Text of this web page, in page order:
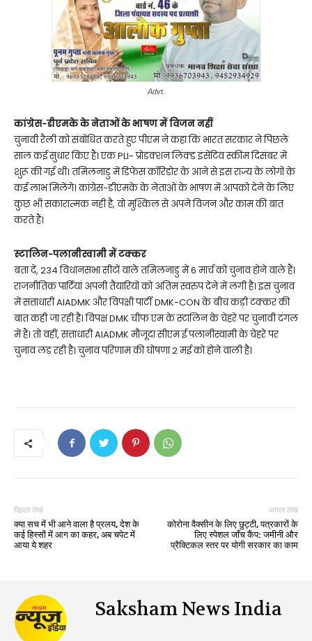
Advt.
कांग्रेस-डीएमके के नेताओं के भाषण में विजन नहीं
चुनावी रैली को संबोधित करते हुए पीएम ने कहा कि भारत सरकार ने पिछले
साल कई सुधार किए हैं। एक PLI- प्रोडक्शन लिंक्ड इंसेंटिव स्कीम दिसंबर में
शुरू की गई थी। तमिलनाडु में डिफेंस कॉरिडोर के आने से इस राज्य के लोगों के
कई लाभ मिलेंगे। कांग्रेस-डीएमके के नेताओं के भाषण में आपको देने के लिए
कुछ भी सकारात्मक नहीं है, वो मुश्किल से अपने विजन और काम की बात
करते हैं।
स्टालिन-पलानीस्वामी में टक्कर
बता दें, 234 विधानसभा सीटों वाले तमिलनाडु में 6 मार्च को चुनाव होने वाले हैं।
राजनीतिक पार्टियां अपनी तैयारियों को अंतिम स्वरुप देने में लगी है। इस चुनाव
में सत्ताधारी AIADMK और विपक्षी पार्टी DMK-CON के बीच कड़ी टक्कर की
बात कही जा रही है। विपक्ष DMK चीफ एम के स्टालिन के चेहरे पर चुनावी दंगल
में हैं। तो वहीं, सत्ताधारी AIADMK मौजूदा सीएम ई पलानीस्वामी के चेहरे पर
चुनाव लड़ रही है। चुनाव परिणाम की घोषणा 2 मई को होने वाली है।
पिछला लेख
क्या सच में भी आने वाला है प्रलय, देश के
कई हिस्सों में आग का कहर, अब चपेट में
आया ये शहर
अगला लेख
कोरोना वैक्सीन के लिए छुट्टी, पत्रकारों के
लिए स्पेशल जाँच कैंप: जमीनी और
प्रैक्टिकल स्तर पर योगी सरकार का काम
Saksham News India